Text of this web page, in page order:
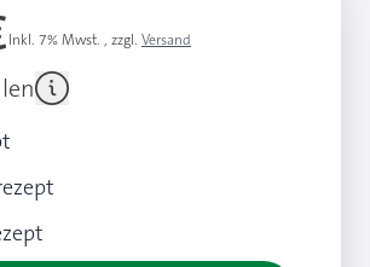
Inkl. 7% Mwst. , zzgl. Versand